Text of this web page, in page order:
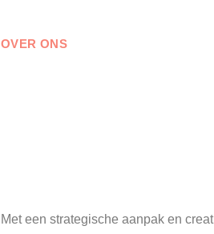
OVER ONS
Met een strategische aanpak en